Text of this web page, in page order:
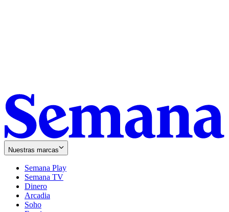
Nuestras marcas
Semana Play
Semana TV
Dinero
Arcadia
Soho